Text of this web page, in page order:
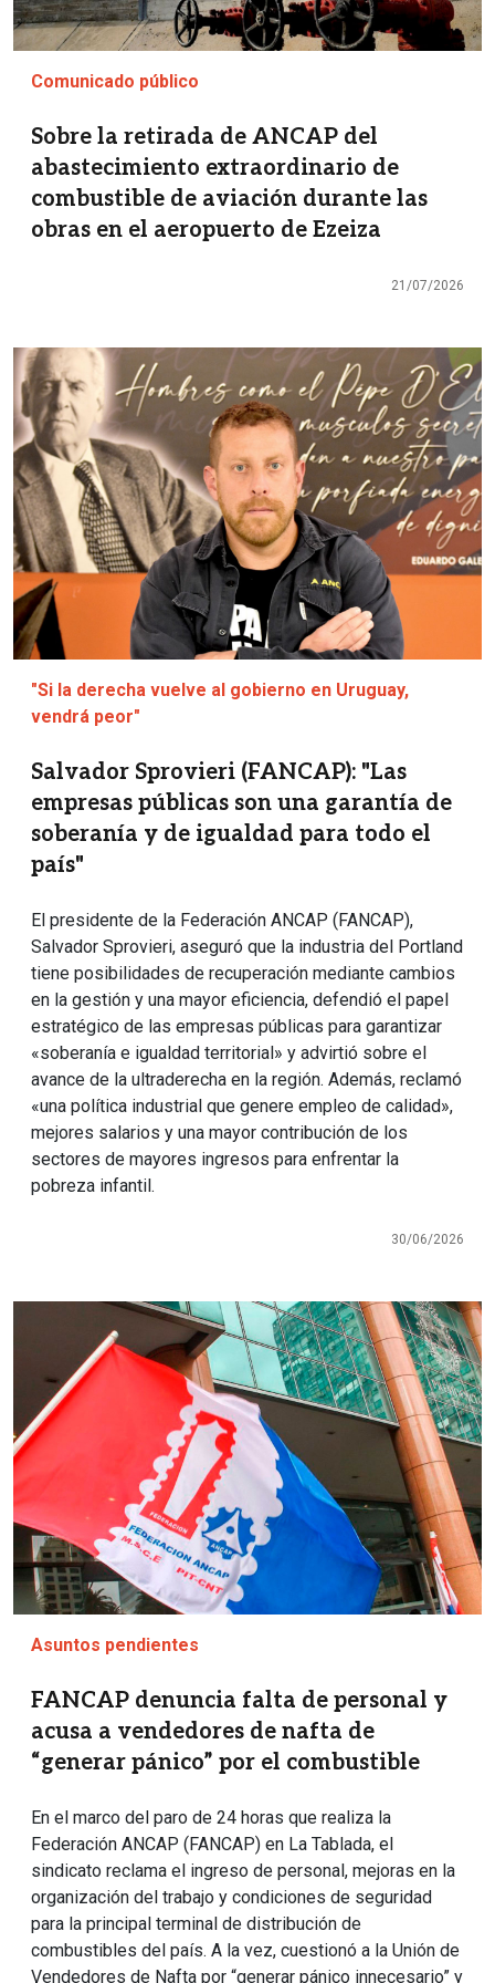
Comunicado público
Sobre la retirada de ANCAP del
abastecimiento extraordinario de
combustible de aviación durante las
obras en el aeropuerto de Ezeiza
21/07/2026
Imagen
"Si la derecha vuelve al gobierno en Uruguay,
vendrá peor"
Salvador Sprovieri (FANCAP): "Las
empresas públicas son una garantía de
soberanía y de igualdad para todo el
país"
El presidente de la Federación ANCAP (FANCAP),
Salvador Sprovieri, aseguró que la industria del Portland
tiene posibilidades de recuperación mediante cambios
en la gestión y una mayor eficiencia, defendió el papel
estratégico de las empresas públicas para garantizar
«soberanía e igualdad territorial» y advirtió sobre el
avance de la ultraderecha en la región. Además, reclamó
«una política industrial que genere empleo de calidad»,
mejores salarios y una mayor contribución de los
sectores de mayores ingresos para enfrentar la
pobreza infantil.
30/06/2026
Asuntos pendientes
FANCAP denuncia falta de personal y
acusa a vendedores de nafta de
“generar pánico” por el combustible
En el marco del paro de 24 horas que realiza la
Federación ANCAP (FANCAP) en La Tablada, el
sindicato reclama el ingreso de personal, mejoras en la
organización del trabajo y condiciones de seguridad
para la principal terminal de distribución de
combustibles del país. A la vez, cuestionó a la Unión de
Vendedores de Nafta por “generar pánico innecesario” y